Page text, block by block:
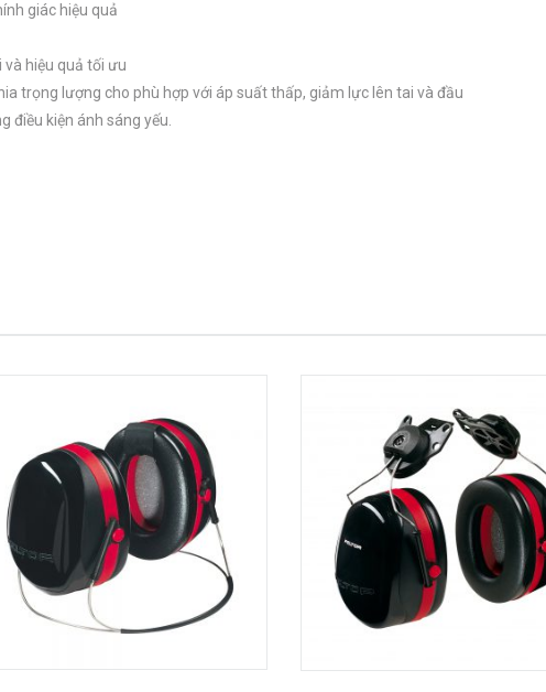
giác hiệu quả
hiệu quả tối ưu
trọng lượng cho phù hợp với áp suất thấp, giảm lực lên tai và đầu
điều kiện ánh sáng yếu.